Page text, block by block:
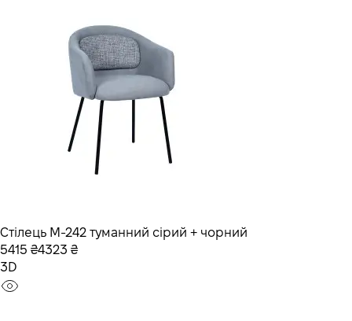
Стілець M-242 туманний сірий + чорний
5415 ₴4323 ₴
3D